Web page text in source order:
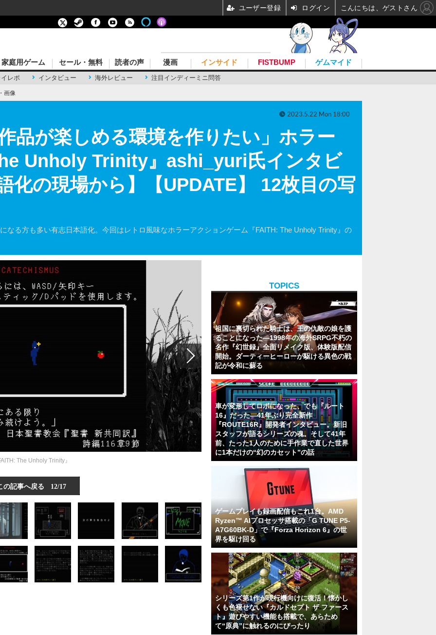
レポ インタビュー 海外レビュー 注目インディーミニ問答
家庭用ゲーム セール・無料 読者の声 漫画 インサイド FISTBUMP ゲムマイド
画像
品が楽しめる環境を作りたい」ホラー
Unholy Trinity』ashi_yuri氏インタビ
化の現場から】【UPDATE】 12枚目の写
なる方も多い有志日本語化。今回はレトロ風味なホラーアクションゲーム『FAITH: The Unholy Trinity』の
2023.5.22 Mon 18:00
The Unholy Trinity』
の記事へ戻る 12/17
TOPICS
祖国に裏切られた騎士は、王の仇敵の娘を護
ることになった―1998年の海外SRPG不朽の
名作『幻世録』全面リメイク版、体験版配信
開始。ダーティーヒーローが駆ける異色の戦
記が令和に蘇る
車が変形してロボになった、でも『ルート
16』だった―41年ぶり完全新作
『ROUTE16R』開発者インタビュー。新旧
スタッフが語るシリーズの魂。そして41年
前、たった1人のために手作業で直した世界
に1本だけの“幻のカセット”の話
ゲームプレイも録画配信もこれ1台。AMD
Ryzen™ AIプロセッサ搭載の「G TUNE P5-
A7G60BK-D」で『Forza Horizon 6』の世
界を駆け回る
シリーズ第1作が現行機向けに復活！懐かし
くも色褪せない『カルドセプト ザ ファース
ト』遊びやすい機能も搭載で、あらため
て“原典”に触れるのにぴったり
ユーザー登録 ログイン こんにちは、ゲストさん